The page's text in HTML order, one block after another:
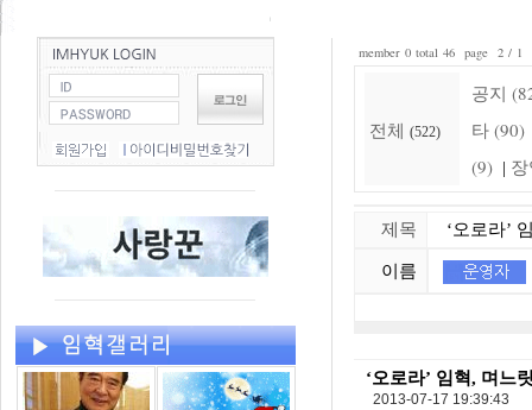
member 0 total 46 page 2 / 1
전체 (522)
공지
타 (90)
(9) |
제목 ‘오로라’
이름
‘오로라’ 임혁, 며느
2013-07-17 19:39:43